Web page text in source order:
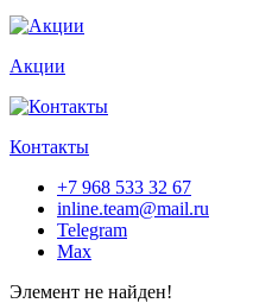
Акции
Контакты
+7 968 533 32 67
inline.team@mail.ru
Telegram
Max
Элемент не найден!